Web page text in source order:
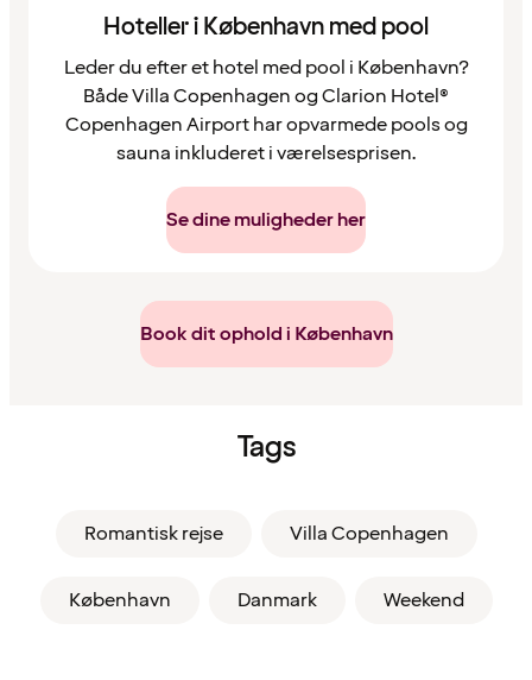
Hoteller i København med pool
Leder du efter et hotel med pool i København?
Både Villa Copenhagen og Clarion Hotel®
Copenhagen Airport har opvarmede pools og
sauna inkluderet i værelsesprisen.
Se dine muligheder her
Book dit ophold i København
Tags
Romantisk rejse Villa Copenhagen
København Danmark Weekend